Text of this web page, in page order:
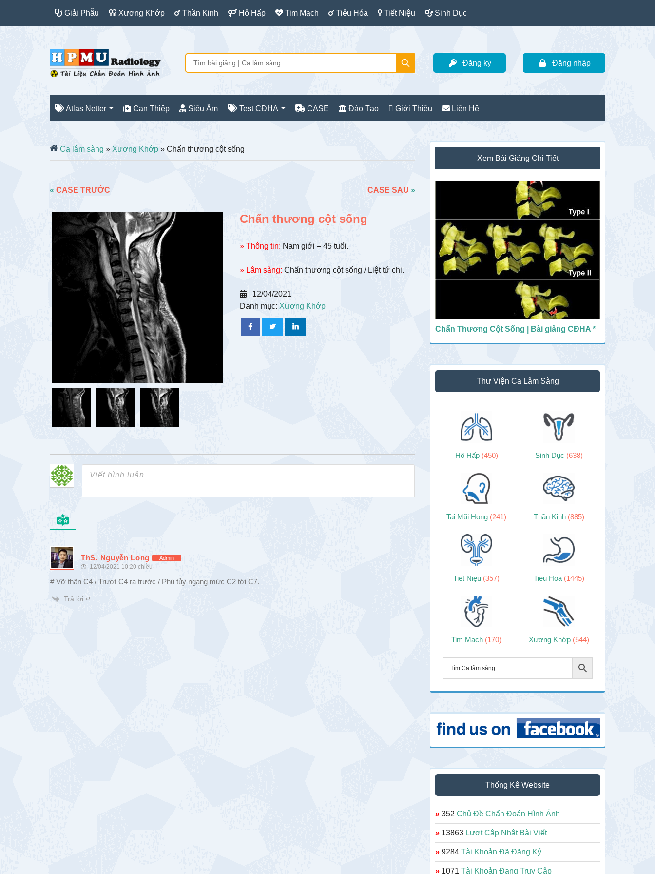
Giải Phẫu Xương Khớp Thần Kinh Hô Hấp Tim Mạch Tiêu Hóa Tiết Niệu Sinh Dục
Đăng ký Đăng nhập
Atlas Netter Can Thiệp Siêu Âm Test CĐHA CASE Đào Tạo Giới Thiệu Liên Hệ
Ca lâm sàng » Xương Khớp » Chấn thương cột sống
« CASE TRƯỚC CASE SAU »
Chấn thương cột sống
» Thông tin: Nam giới – 45 tuổi.
» Lâm sàng: Chấn thương cột sống / Liệt tứ chi.
12/04/2021
Danh mục: Xương Khớp
ThS. Nguyễn Long Admin
12/04/2021 10:20 chiều
# Vỡ thân C4 / Trượt C4 ra trước / Phù tủy ngang mức C2 tới C7.
Trả lời ↵
Sidebar
chính
Xem Bài Giảng Chi Tiết
Chấn Thương Cột Sống | Bài giảng CĐHA *
Thư Viện Ca Lâm Sàng
Hô Hấp (450) Sinh Dục (638)
Tai Mũi Họng (241) Thần Kinh (885)
Tiết Niệu (357) Tiêu Hóa (1445)
Tim Mạch (170) Xương Khớp (544)
Thống Kê Website
» 352 Chủ Đề Chẩn Đoán Hình Ảnh
» 13863 Lượt Cập Nhật Bài Viết
» 9284 Tài Khoản Đã Đăng Ký
» 1071 Tài Khoản Đang Truy Cập